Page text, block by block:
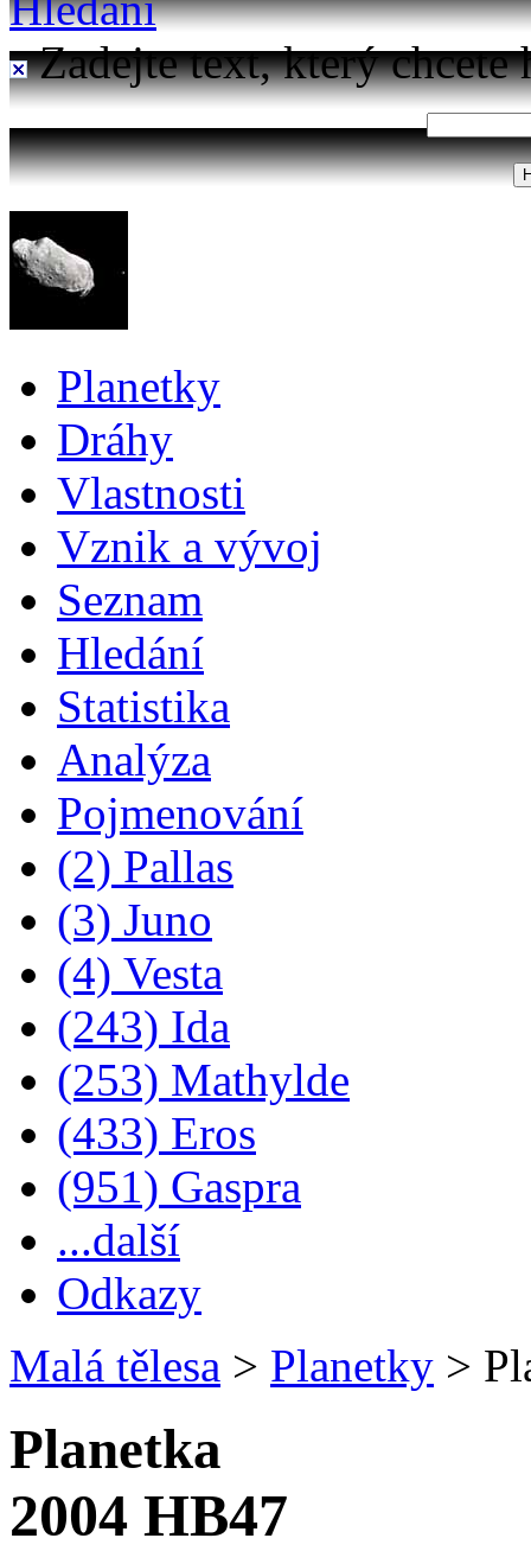
Zadejte text, který chcete
Planetky
Dráhy
Vlastnosti
Vznik a vývoj
Seznam
Hledání
Statistika
Analýza
Pojmenování
(2) Pallas
(3) Juno
(4) Vesta
(243) Ida
(253) Mathylde
(433) Eros
(951) Gaspra
...další
Odkazy
Malá tělesa > Planetky >
Planetka
2004 HB47